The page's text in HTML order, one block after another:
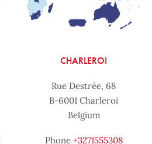
CHARLEROI
Rue Destrée, 68
B-6001 Charleroi
Belgium
Phone +3271555308